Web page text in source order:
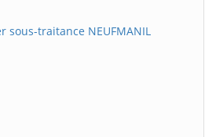
sous-traitance NEUFMANIL